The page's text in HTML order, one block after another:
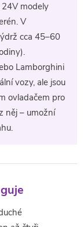
modely
V
cca 45–60
Lamborghini
vozy, ale jsou
ovladačem pro
něj – umožní